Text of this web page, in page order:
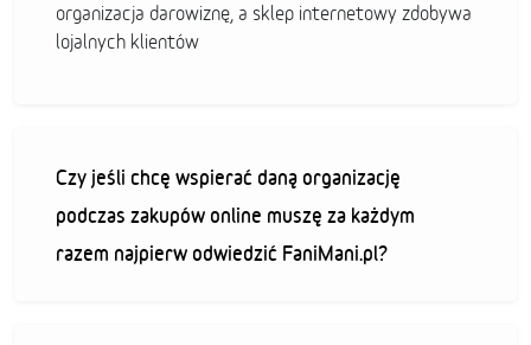
organizacja darowiznę, a sklep internetowy zdobywa
lojalnych klientów
Czy jeśli chcę wspierać daną organizację
podczas zakupów online muszę za każdym
razem najpierw odwiedzić FaniMani.pl?